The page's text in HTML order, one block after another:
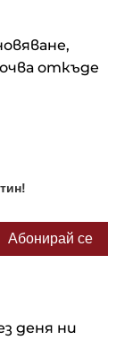
откъде
деня ни